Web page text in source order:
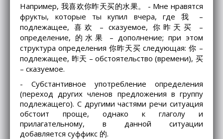
Например, 我喜欢你昨天买的水果。 - Мне нравятся
фрукты, которые ты купил вчера, где 我 –
подлежащее, 喜欢 – сказуемое, 你昨天买 –
определение, 的水果 – дополнение; при этом
структура определения 你昨天买 следующая: 你 –
подлежащее, 昨天 – обстоятельство (времени), 买
– сказуемое.
- Субстантивное употребление определения
(переход других членов предложения в группу
подлежащего). С другими частями речи ситуация
обстоит проще, однако к глаголу и
прилагательному, в данной ситуации
добавляется суффикс 的.